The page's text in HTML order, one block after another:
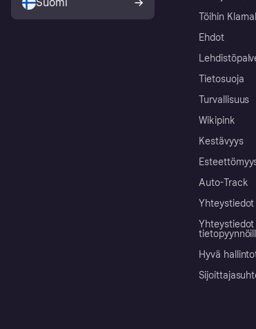
Töihin
Ehdot
Tietosuoja
Turvallisuus
Wikipink
Kestävyys
Auto-Track
Yhteystiedot
Hyvä